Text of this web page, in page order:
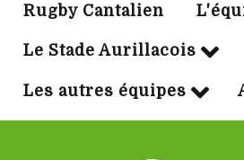
Rugby Cantalien
Le Stade Aurillacois
Les autres équipes